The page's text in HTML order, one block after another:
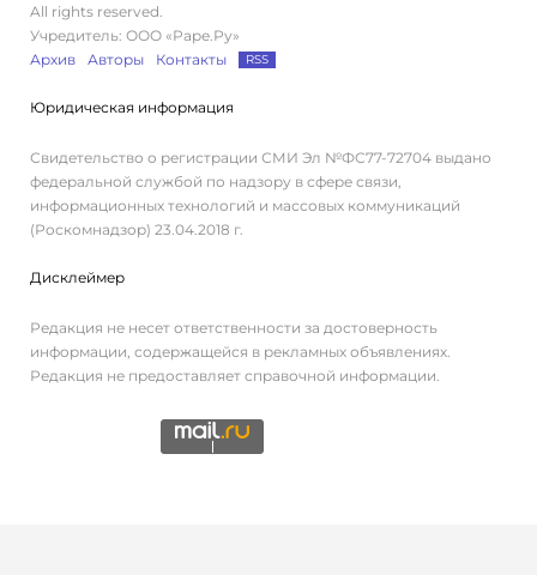
All rights reserved.
Учредитель: ООО «Раре.Ру»
Архив
Авторы Контакты RSS
Юридическая информация
Свидетельство о регистрации СМИ Эл №ФС77-72704 выдано
федеральной службой по надзору в сфере связи,
информационных технологий и массовых коммуникаций
(Роскомнадзор) 23.04.2018 г.
Дисклеймер
Редакция не несет ответственности за достоверность
информации, содержащейся в рекламных объявлениях.
Редакция не предоставляет справочной информации.